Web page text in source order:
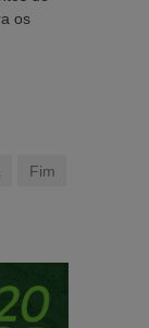
os
Fim